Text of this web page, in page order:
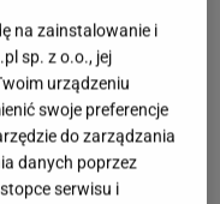
na zainstalowanie i
sp. z o.o., jej
urządzeniu
swoje preferencje
do zarządzania
danych poprzez
serwisu i